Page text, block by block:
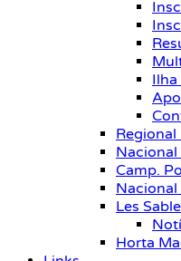
Ilha
Camp.
Les
Horta